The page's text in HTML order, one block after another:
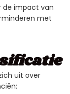
de impact van
met
uit over